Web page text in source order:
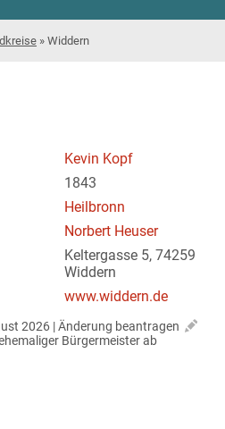
» Widdern
Kevin Kopf
1843
Heilbronn
Norbert Heuser
Keltergasse 5, 74259
Widdern
www.widdern.de
2026 | Änderung beantragen
Bürgermeister ab